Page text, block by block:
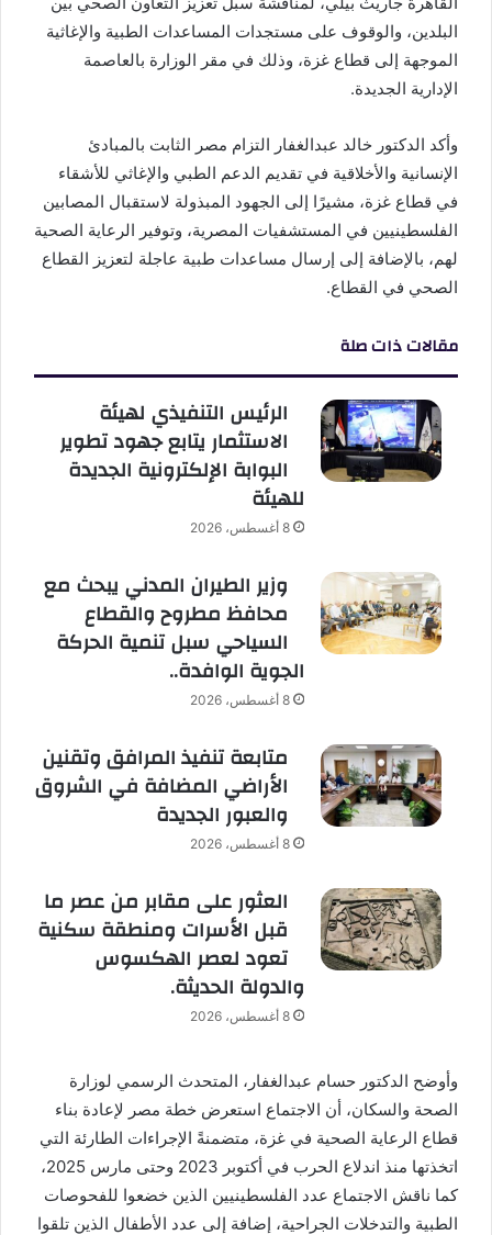
البلدين، والوقوف على مستجدات المساعدات الطبية والإغاثية
الموجهة إلى قطاع غزة، وذلك في مقر الوزارة بالعاصمة
الإدارية الجديدة.
وأكد الدكتور خالد عبدالغفار التزام مصر الثابت بالمبادئ
الإنسانية والأخلاقية في تقديم الدعم الطبي والإغاثي للأشقاء
في قطاع غزة، مشيرًا إلى الجهود المبذولة لاستقبال المصابين
الفلسطينيين في المستشفيات المصرية، وتوفير الرعاية الصحية
لهم، بالإضافة إلى إرسال مساعدات طبية عاجلة لتعزيز القطاع
الصحي في القطاع.
مقالات ذات صلة
الرئيس التنفيذي لهيئة
الاستثمار يتابع جهود تطوير
البوابة الإلكترونية الجديدة
للهيئة
8 أغسطس، 2026
وزير الطيران المدني يبحث مع
محافظ مطروح والقطاع
السياحي سبل تنمية الحركة
الجوية الوافدة..
8 أغسطس، 2026
متابعة تنفيذ المرافق وتقنين
الأراضي المضافة في الشروق
والعبور الجديدة
8 أغسطس، 2026
العثور على مقابر من عصر ما
قبل الأسرات ومنطقة سكنية
تعود لعصر الهكسوس
والدولة الحديثة.
8 أغسطس، 2026
وأوضح الدكتور حسام عبدالغفار، المتحدث الرسمي لوزارة
الصحة والسكان، أن الاجتماع استعرض خطة مصر لإعادة بناء
قطاع الرعاية الصحية في غزة، متضمنةً الإجراءات الطارئة التي
اتخذتها منذ اندلاع الحرب في أكتوبر 2023 وحتى مارس 2025،
كما ناقش الاجتماع عدد الفلسطينيين الذين خضعوا للفحوصات
الطبية والتدخلات الجراحية، إضافة إلى عدد الأطفال الذين تلقوا